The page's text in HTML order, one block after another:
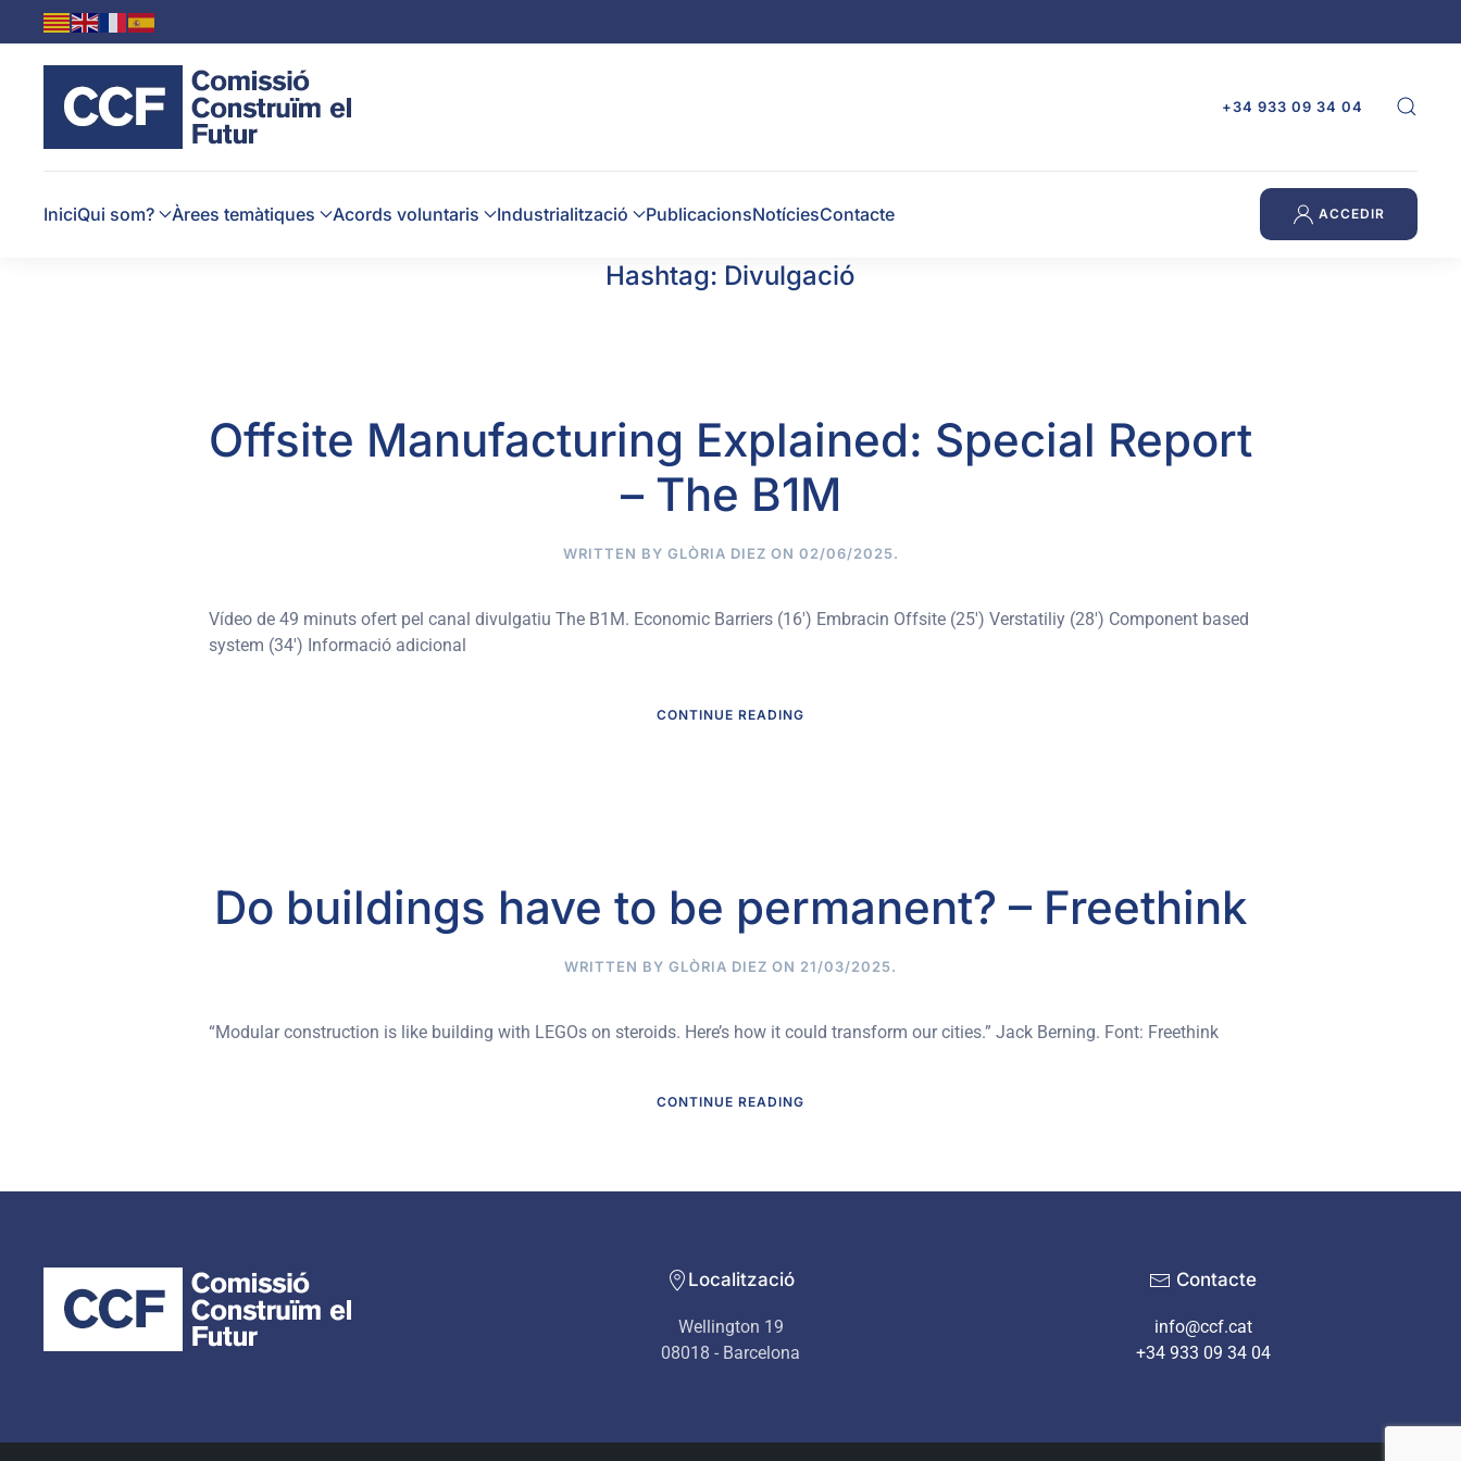
Skip to main content
+34 933 09 34 04
IniciQui som? Àrees temàtiques Acords voluntaris Industrialització PublicacionsNotíciesContacte ACCEDIR
Hashtag: Divulgació
Offsite Manufacturing Explained: Special Report
– The B1M
WRITTEN BY GLÒRIA DIEZ ON 02/06/2025.
Vídeo de 49 minuts ofert pel canal divulgatiu The B1M. Economic Barriers (16′) Embracin Offsite (25′) Verstatiliy (28′) Component based
system (34′) Informació adicional
CONTINUE READING
Do buildings have to be permanent? – Freethink
WRITTEN BY GLÒRIA DIEZ ON 21/03/2025.
“Modular construction is like building with LEGOs on steroids. Here’s how it could transform our cities.” Jack Berning. Font: Freethink
CONTINUE READING
Localització
Wellington 19
08018 - Barcelona
Contacte
info@ccf.cat
+34 933 09 34 04